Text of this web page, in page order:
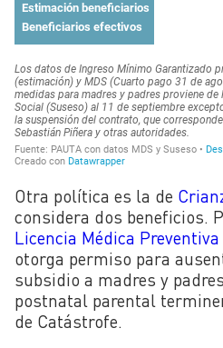
Otra política es la de
considera dos beneficios.
Licencia Médica
otorga permiso para
subsidio a madres y
postnatal parental
de Catástrofe.